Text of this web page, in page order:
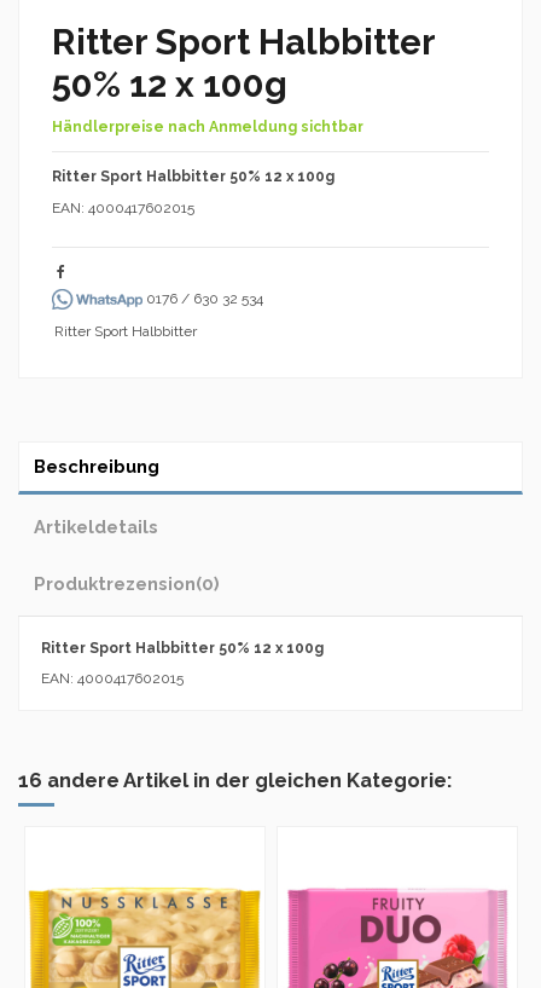
Ritter Sport Halbbitter
50% 12 x 100g
Händlerpreise nach Anmeldung sichtbar
Ritter Sport Halbbitter 50% 12 x 100g
EAN: 4000417602015
0176 / 630 32 534
Ritter Sport Halbbitter
Beschreibung
Artikeldetails
Produktrezension(0)
Ritter Sport Halbbitter 50% 12 x 100g
EAN: 4000417602015
16 andere Artikel in der gleichen Kategorie: